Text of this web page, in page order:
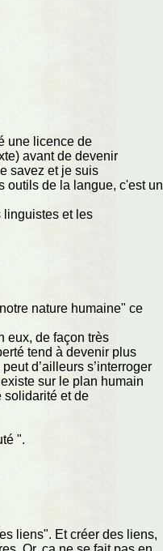
une licence de
avant de devenir
savez et je suis
outils de la langue, c'est un
linguistes et les
nature humaine" ce
eux, de façon très
tend à devenir plus
d’ailleurs s’interroger
sur le plan humain
solidarité et de
".
liens". Et créer des liens,